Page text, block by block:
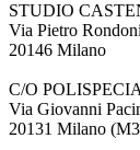
STUDIO
Via Pietro
20146 Milano
C/O
Via Giovanni
20131 Milano